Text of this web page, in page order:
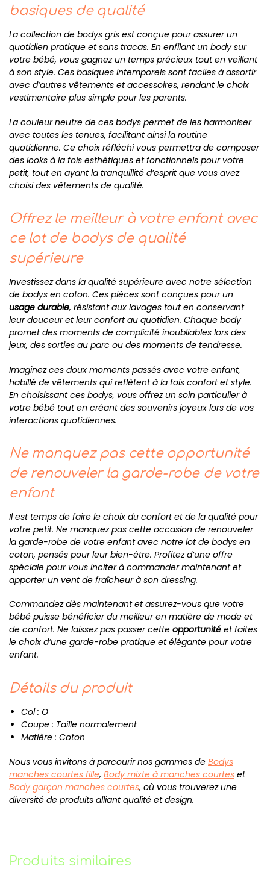
basiques de qualité
La collection de bodys gris est conçue pour assurer un
quotidien pratique et sans tracas. En enfilant un body sur
votre bébé, vous gagnez un temps précieux tout en veillant
à son style. Ces basiques intemporels sont faciles à assortir
avec d’autres vêtements et accessoires, rendant le choix
vestimentaire plus simple pour les parents.
La couleur neutre de ces bodys permet de les harmoniser
avec toutes les tenues, facilitant ainsi la routine
quotidienne. Ce choix réfléchi vous permettra de composer
des looks à la fois esthétiques et fonctionnels pour votre
petit, tout en ayant la tranquillité d’esprit que vous avez
choisi des vêtements de qualité.
Offrez le meilleur à votre enfant avec
ce lot de bodys de qualité
supérieure
Investissez dans la qualité supérieure avec notre sélection
de bodys en coton. Ces pièces sont conçues pour un
usage durable, résistant aux lavages tout en conservant
leur douceur et leur confort au quotidien. Chaque body
promet des moments de complicité inoubliables lors des
jeux, des sorties au parc ou des moments de tendresse.
Imaginez ces doux moments passés avec votre enfant,
habillé de vêtements qui reflètent à la fois confort et style.
En choisissant ces bodys, vous offrez un soin particulier à
votre bébé tout en créant des souvenirs joyeux lors de vos
interactions quotidiennes.
Ne manquez pas cette opportunité
de renouveler la garde-robe de votre
enfant
Il est temps de faire le choix du confort et de la qualité pour
votre petit. Ne manquez pas cette occasion de renouveler
la garde-robe de votre enfant avec notre lot de bodys en
coton, pensés pour leur bien-être. Profitez d’une offre
spéciale pour vous inciter à commander maintenant et
apporter un vent de fraîcheur à son dressing.
Commandez dès maintenant et assurez-vous que votre
bébé puisse bénéficier du meilleur en matière de mode et
de confort. Ne laissez pas passer cette opportunité et faites
le choix d’une garde-robe pratique et élégante pour votre
enfant.
Détails du produit
Col : O
Coupe : Taille normalement
Matière : Coton
Nous vous invitons à parcourir nos gammes de Bodys
manches courtes fille, Body mixte à manches courtes et
Body garçon manches courtes, où vous trouverez une
diversité de produits alliant qualité et design.
Produits similaires